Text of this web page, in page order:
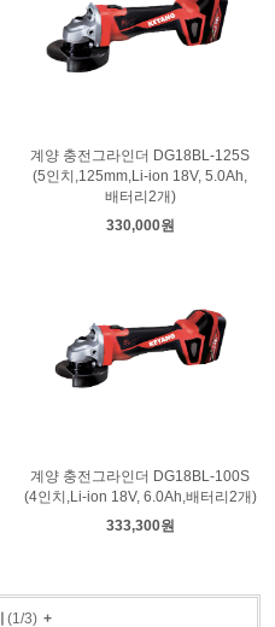
계양 충전그라인더 DG18BL-125S
(5인치,125mm,Li-ion 18V, 5.0Ah,
배터리2개)
330,000원
계양 충전그라인더 DG18BL-100S
(4인치,Li-ion 18V, 6.0Ah,배터리2개)
333,300원
(1/3)+